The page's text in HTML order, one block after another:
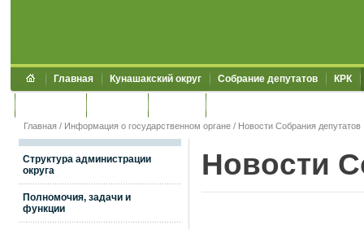
Главная Кунашакский округ Собрание депутатов КРК
Главная / Информация о государственном органе / Новости Собрания депутатов
Структура администрации
округа
Полномочия, задачи и
функции
Новости